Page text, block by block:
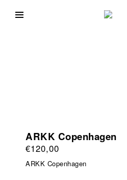
ARKK Copenhagen
€120,00
ARKK Copenhagen